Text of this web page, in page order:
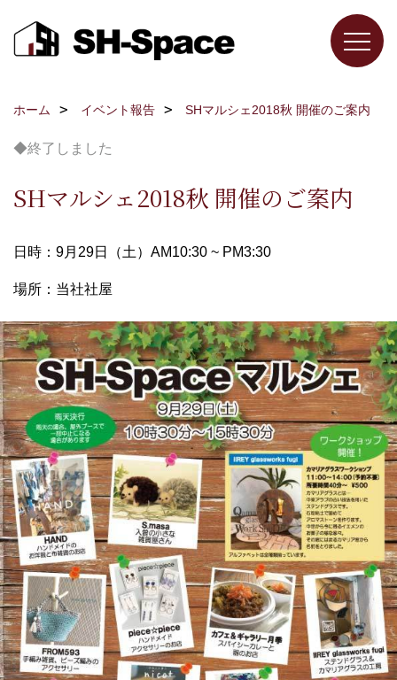
ホーム イベント報告 SHマルシェ2018秋 開催のご案内
◆終了しました
SHマルシェ2018秋 開催のご案内
日時：9月29日（土）AM10:30 ~ PM3:30
場所：当社社屋